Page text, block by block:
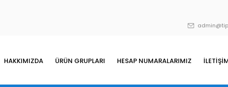
HAKKIMIZDA ÜRÜN GRUPLARI HESAP NUMARALARIMIZ